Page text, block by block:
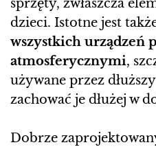
sprzęty, zwłaszcza
dzieci. Istotne jest
wszystkich urządzeń
atmosferycznymi,
używane przez
zachować je dłużej w
Dobrze